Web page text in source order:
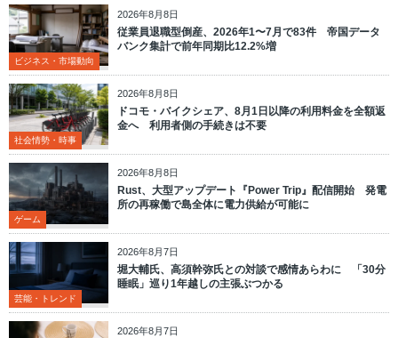
2026年8月8日
ビジネス・市場動向
従業員退職型倒産、2026年1〜7月で83件 帝国データ
バンク集計で前年同期比12.2%増
2026年8月8日
社会情勢・時事
ドコモ・バイクシェア、8月1日以降の利用料金を全額返
金へ 利用者側の手続きは不要
2026年8月8日
ゲーム
Rust、大型アップデート『Power Trip』配信開始 発電
所の再稼働で島全体に電力供給が可能に
2026年8月7日
芸能・トレンド
堀大輔氏、高須幹弥氏との対談で感情あらわに 「30分
睡眠」巡り1年越しの主張ぶつかる
2026年8月7日